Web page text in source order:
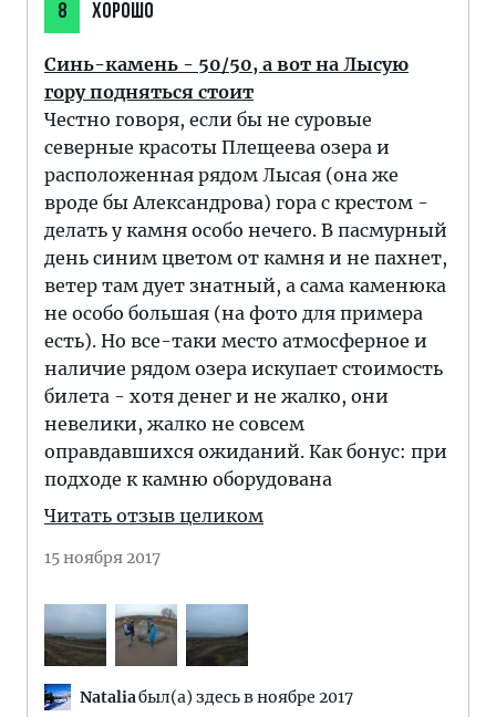
8 ХОРОШО
Синь-камень - 50/50, а вот на Лысую
гору подняться стоит
Честно говоря, если бы не суровые
северные красоты Плещеева озера и
расположенная рядом Лысая (она же
вроде бы Александрова) гора с крестом -
делать у камня особо нечего. В пасмурный
день синим цветом от камня и не пахнет,
ветер там дует знатный, а сама каменюка
не особо большая (на фото для примера
есть). Но все-таки место атмосферное и
наличие рядом озера искупает стоимость
билета - хотя денег и не жалко, они
невелики, жалко не совсем
оправдавшихся ожиданий. Как бонус: при
подходе к камню оборудована
Читать отзыв целиком
15 ноября 2017
Nataliaбыл(а) здесь в ноябре 2017